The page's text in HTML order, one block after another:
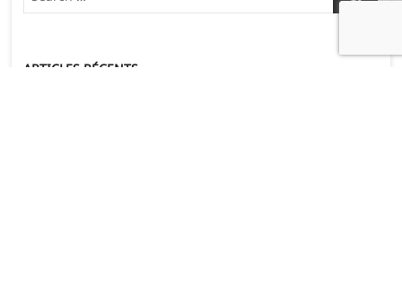
…
ARTICLES RÉCENTS